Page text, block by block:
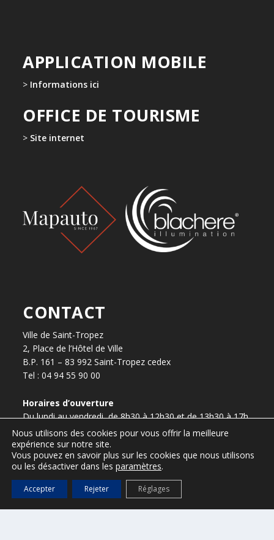
APPLICATION MOBILE
> Informations ici
OFFICE DE TOURISME
> Site internet
CONTACT
Ville de Saint-Tropez
2, Place de l’Hôtel de Ville
B.P. 161 – 83 992 Saint-Tropez cedex
Tel : 04 94 55 90 00
Horaires d’ouverture
Du lundi au vendredi, de 8h30 à 12h30 et de 13h30 à 17h.
presse@ville-sainttropez.fr
04 94 55 90 59 / 04 94 55 90 56
Nous utilisons des cookies pour vous offrir la meilleure
expérience sur notre site.
Vous pouvez en savoir plus sur les cookies que nous utilisons
ou les désactiver dans les paramètres.
Accepter Rejeter Réglages